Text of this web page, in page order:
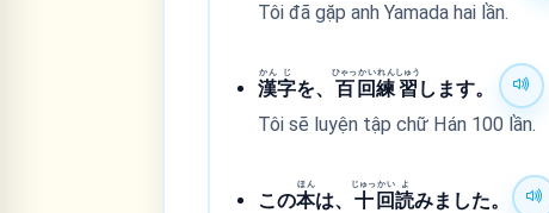
Tôi đã gặp anh Yamada hai lần.
漢
かん
字
じ
を、 百
ひゃっ
回
かい
練
れん
習
しゅう
します。
Tôi sẽ luyện tập chữ Hán 100 lần.
この本
ほん
は、 十
じゅっ
回
かい
読
よ
みました。